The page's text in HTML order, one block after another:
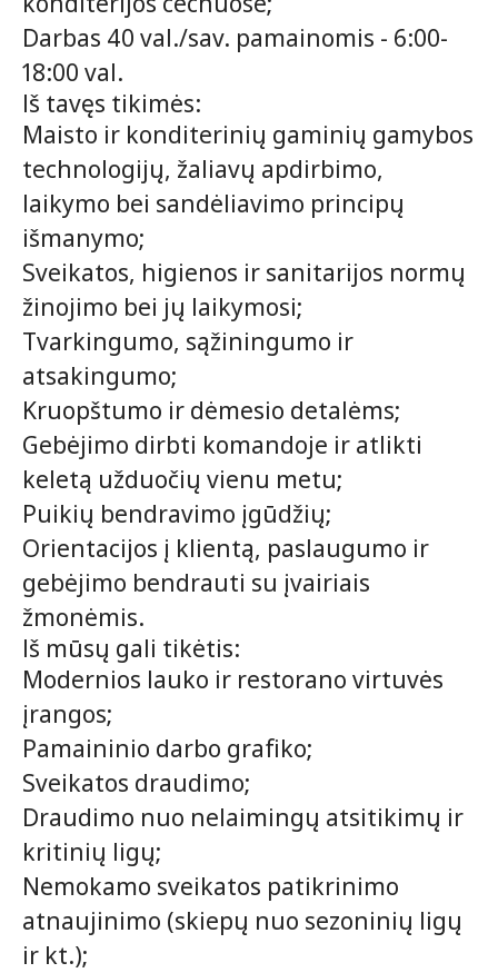
Darbas 40 val./sav. pamainomis - 6:00-
18:00 val.
Iš tavęs tikimės:
Maisto ir konditerinių gaminių gamybos
technologijų, žaliavų apdirbimo,
laikymo bei sandėliavimo principų
išmanymo;
Sveikatos, higienos ir sanitarijos normų
žinojimo bei jų laikymosi;
Tvarkingumo, sąžiningumo ir
atsakingumo;
Kruopštumo ir dėmesio detalėms;
Gebėjimo dirbti komandoje ir atlikti
keletą užduočių vienu metu;
Puikių bendravimo įgūdžių;
Orientacijos į klientą, paslaugumo ir
gebėjimo bendrauti su įvairiais
žmonėmis.
Iš mūsų gali tikėtis:
Modernios lauko ir restorano virtuvės
įrangos;
Pamaininio darbo grafiko;
Sveikatos draudimo;
Draudimo nuo nelaimingų atsitikimų ir
kritinių ligų;
Nemokamo sveikatos patikrinimo
atnaujinimo (skiepų nuo sezoninių ligų
ir kt.);